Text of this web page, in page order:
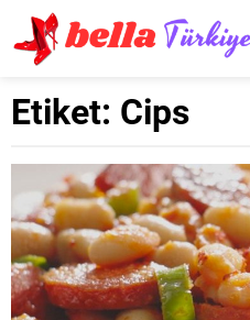
Etiket: Cips